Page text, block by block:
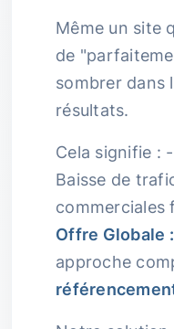
Même un site
de
sombrer dans
résultats.
Cela signifie :
Baisse de
commerciales
Offre Globale :
approche